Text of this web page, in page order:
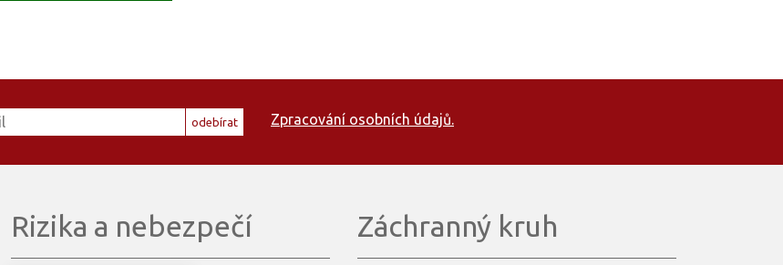
odebírat Zpracování osobních údajů.
Rizika a nebezpečí Záchranný kruh